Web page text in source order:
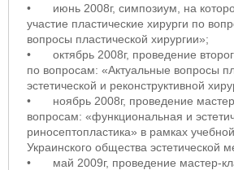
•
июнь 2008г, симпозиум, на
участие пластические хирурги по
вопросы пластической хирургии»;
•
октябрь 2008г, проведение
по вопросам: «Актуальные вопросы
эстетической и реконструктивной
•
ноябрь 2008г, проведение
вопросам: «функциональная и
риносептопластика» в рамках
Украинского общества эстетической
•
май 2009г, проведение мастер-